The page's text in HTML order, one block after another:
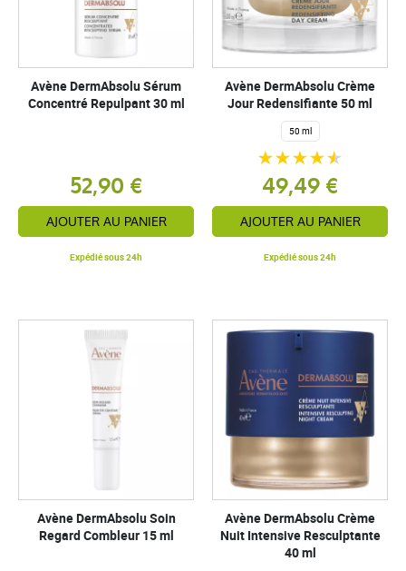
Avène DermAbsolu Sérum
Concentré Repulpant 30 ml
52,90 €
AJOUTER AU PANIER
Expédié sous 24h
Avène DermAbsolu Crème
Jour Redensifiante 50 ml
50 ml
49,49 €
AJOUTER AU PANIER
Expédié sous 24h
Avène DermAbsolu Soin
Regard Combleur 15 ml
Avène DermAbsolu Crème
Nuit Intensive Resculptante
40 ml